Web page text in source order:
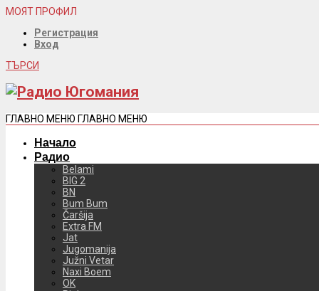
МОЯТ ПРОФИЛ
Регистрация
Вход
ТЪРСИ
ГЛАВНО МЕНЮ ГЛАВНО МЕНЮ
Начало
Радио
Belami
BIG 2
BN
Bum Bum
Čaršija
Extra FM
Jat
Jugomanija
Južni Vetar
Naxi Boem
OK